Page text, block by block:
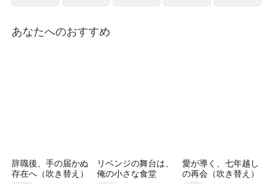
あなたへのおすすめ
辞職後、手の届かぬ
存在へ（吹き替え）
リベンジの舞台は、
俺の小さな食堂
愛が導く、七年越し
の再会（吹き替え）